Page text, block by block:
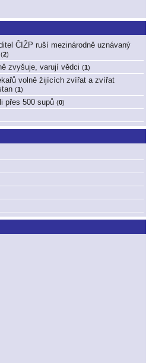
ČIŽP ruší mezinárodně uznávaný
(2)
zvyšuje, varují vědci (1)
volně žijících zvířat a zvířat
(1)
přes 500 supů (0)